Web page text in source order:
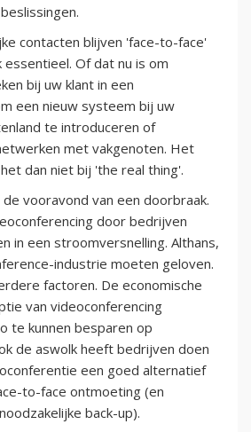
contacten blijven 'face-to-face'
Of dat nu is om
bij uw klant in een
een nieuw systeem bij uw
te introduceren of
met vakgenoten. Het
dan niet bij 'the real thing'.
vooravond van een doorbraak.
door bedrijven
in een stroomversnelling. Althans,
industrie moeten geloven.
factoren. De economische
van videoconferencing
te kunnen besparen op
de aswolk heeft bedrijven doen
een goed alternatief
to-face ontmoeting (en
back-up).